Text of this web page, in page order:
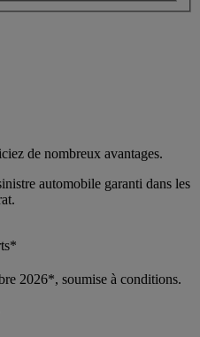
de nombreux avantages.
automobile garanti dans les
2026*, soumise à conditions.